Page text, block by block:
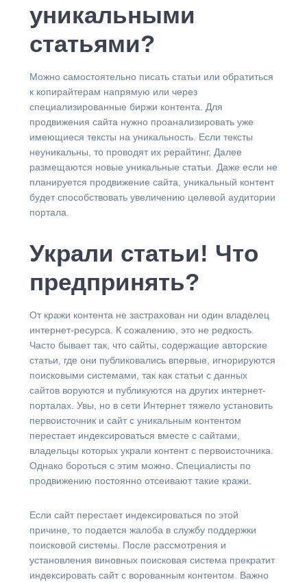
уникальными
статьями?
Можно самостоятельно писать статьи или обратиться
к копирайтерам напрямую или через
специализированные биржи контента. Для
продвижения сайта нужно проанализировать уже
имеющиеся тексты на уникальность. Если тексты
неуникальны, то проводят их рерайтинг. Далее
размещаются новые уникальные статьи. Даже если не
планируется продвижение сайта, уникальный контент
будет способствовать увеличению целевой аудитории
портала.
Украли статьи! Что
предпринять?
От кражи контента не застрахован ни один владелец
интернет-ресурса. К сожалению, это не редкость.
Часто бывает так, что сайты, содержащие авторские
статьи, где они публиковались впервые, игнорируются
поисковыми системами, так как статьи с данных
сайтов воруются и публикуются на других интернет-
порталах. Увы, но в сети Интернет тяжело установить
первоисточник и сайт с уникальным контентом
перестает индексироваться вместе с сайтами,
владельцы которых украли контент с первоисточника.
Однако бороться с этим можно. Специалисты по
продвижению постоянно отсеивают такие кражи.
Если сайт перестает индексироваться по этой
причине, то подается жалоба в службу поддержки
поисковой системы. После рассмотрения и
установления виновных поисковая система прекратит
индексировать сайт с ворованным контентом. Важно